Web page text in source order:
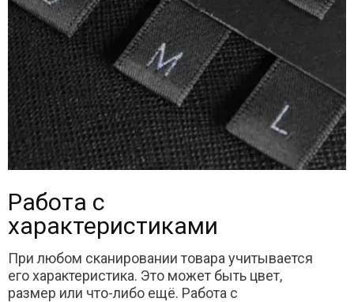
Работа с
характеристиками
При любом сканировании товара учитывается
его характеристика. Это может быть цвет,
размер или что-либо ещё. Работа с